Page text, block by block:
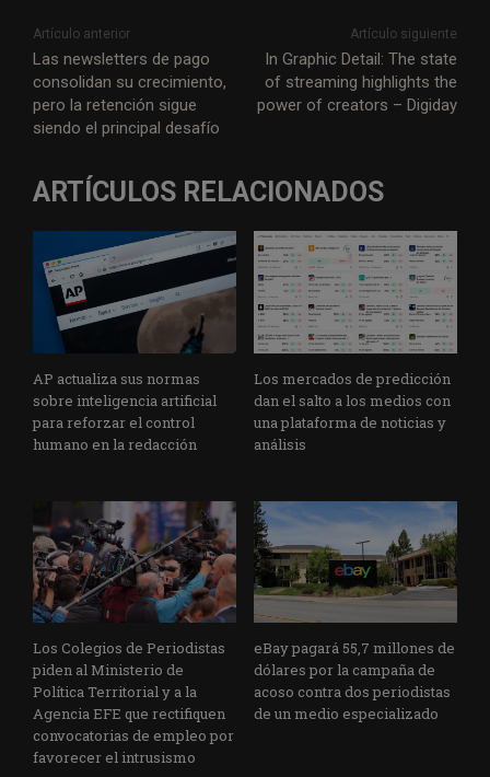
Artículo anterior
Las newsletters de pago
consolidan su crecimiento,
pero la retención sigue
siendo el principal desafío
Artículo siguiente
In Graphic Detail: The state
of streaming highlights the
power of creators – Digiday
ARTÍCULOS RELACIONADOS
AP actualiza sus normas
sobre inteligencia artificial
para reforzar el control
humano en la redacción
Los mercados de predicción
dan el salto a los medios con
una plataforma de noticias y
análisis
Los Colegios de Periodistas
piden al Ministerio de
Política Territorial y a la
Agencia EFE que rectifiquen
convocatorias de empleo por
favorecer el intrusismo
eBay pagará 55,7 millones de
dólares por la campaña de
acoso contra dos periodistas
de un medio especializado